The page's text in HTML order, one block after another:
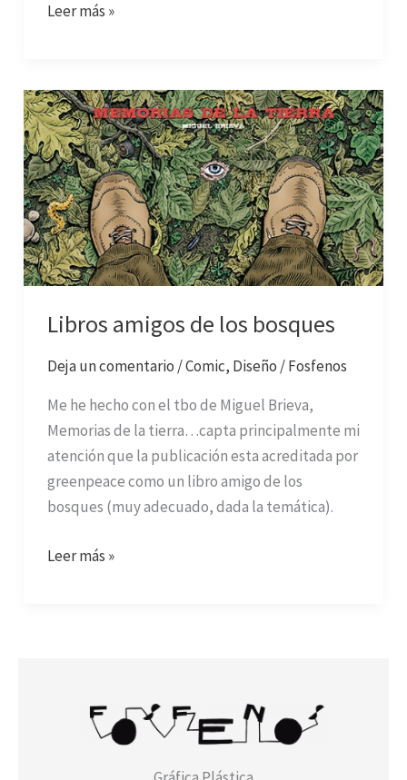
Leer más »
Libros amigos de los bosques
Deja un comentario /Comic, Diseño /Fosfenos
Me he hecho con el tbo de Miguel Brieva,
Memorias de la tierra…capta principalmente mi
atención que la publicación esta acreditada por
greenpeace como un libro amigo de los
bosques (muy adecuado, dada la temática).
Libros
amigos
de
los
bosques
Leer más »